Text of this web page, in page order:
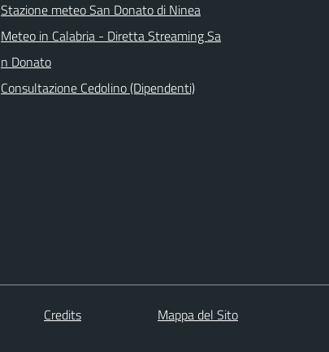
Stazione meteo San Donato di Ninea
Meteo in Calabria - Diretta Streaming Sa
n Donato
Consultazione Cedolino (Dipendenti)
Credits Mappa del Sito